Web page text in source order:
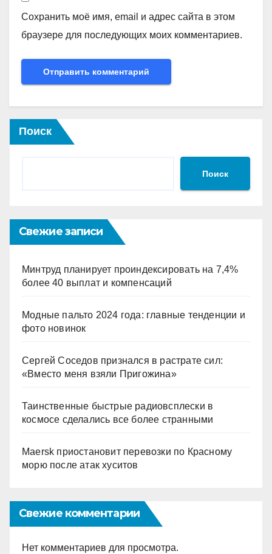
Сохранить моё имя, email и адрес сайта в этом
браузере для последующих моих комментариев.
Поиск
Поиск
Свежие записи
Минтруд планирует проиндексировать на 7,4%
более 40 выплат и компенсаций
Модные пальто 2024 года: главные тенденции и
фото новинок
Сергей Соседов признался в растрате сил:
«Вместо меня взяли Пригожина»
Таинственные быстрые радиовсплески в
космосе сделались все более странными
Maersk приостановит перевозки по Красному
морю после атак хуситов
Свежие комментарии
Нет комментариев для просмотра.